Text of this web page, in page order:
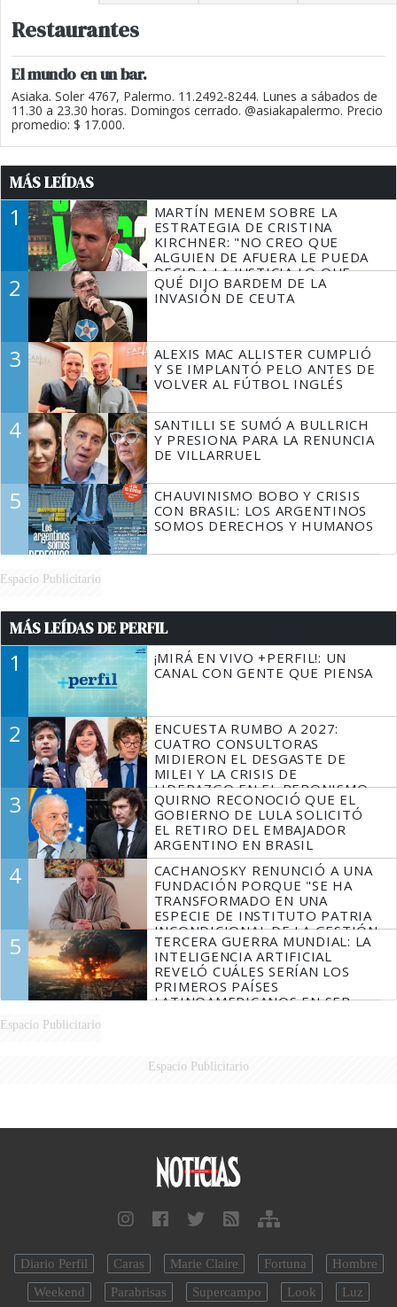
Restaurantes
El mundo en un bar.
Asiaka. Soler 4767, Palermo. 11.2492-8244. Lunes a sábados de
11.30 a 23.30 horas. Domingos cerrado. @asiakapalermo. Precio
promedio: $ 17.000.
MÁS LEÍDAS
1
MARTÍN MENEM SOBRE LA
ESTRATEGIA DE CRISTINA
KIRCHNER: "NO CREO QUE
ALGUIEN DE AFUERA LE PUEDA
DECIR A LA JUSTICIA LO QUE
TIENE QUE HACER"
2
QUÉ DIJO BARDEM DE LA
INVASIÓN DE CEUTA
3
ALEXIS MAC ALLISTER CUMPLIÓ
Y SE IMPLANTÓ PELO ANTES DE
VOLVER AL FÚTBOL INGLÉS
4
SANTILLI SE SUMÓ A BULLRICH
Y PRESIONA PARA LA RENUNCIA
DE VILLARRUEL
5
CHAUVINISMO BOBO Y CRISIS
CON BRASIL: LOS ARGENTINOS
SOMOS DERECHOS Y HUMANOS
Espacio Publicitario
MÁS LEÍDAS DE PERFIL
1
¡MIRÁ EN VIVO +PERFIL!: UN
CANAL CON GENTE QUE PIENSA
2
ENCUESTA RUMBO A 2027:
CUATRO CONSULTORAS
MIDIERON EL DESGASTE DE
MILEI Y LA CRISIS DE
LIDERAZGO EN EL PERONISMO
3
QUIRNO RECONOCIÓ QUE EL
GOBIERNO DE LULA SOLICITÓ
EL RETIRO DEL EMBAJADOR
ARGENTINO EN BRASIL
4
CACHANOSKY RENUNCIÓ A UNA
FUNDACIÓN PORQUE "SE HA
TRANSFORMADO EN UNA
ESPECIE DE INSTITUTO PATRIA
INCONDICIONAL DE LA GESTIÓN
DE MILEI"
5
TERCERA GUERRA MUNDIAL: LA
INTELIGENCIA ARTIFICIAL
REVELÓ CUÁLES SERÍAN LOS
PRIMEROS PAÍSES
LATINOAMERICANOS EN SER
Espacio Publicitario
Espacio Publicitario
Diario Perfil Caras Marie Claire Fortuna
Hombre
Weekend
Parabrisas Supercampo Look Luz